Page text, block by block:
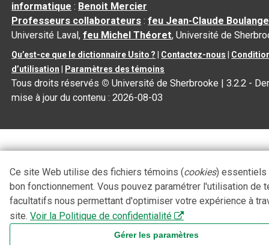
informatique : Benoit Mercier
Professeurs collaborateurs :feu Jean-Claude
Université Laval,feu Michel Théoret, Université de
Qu’est-ce que le dictionnaire Usito ? Contactez-nous
d’utilisation
Paramètres des témoins
Tous droits réservés © Université de Sherbrooke |3.2.2 -
mise à jour du contenu :2026-08-03
Ce site Web utilise des fichiers témoins (cookies) essentiels
bon fonctionnement. Vous pouvez paramétrer l'utilisation de
facultatifs nous permettant d'optimiser votre expérience à
site. Voir la Politique de confidentialité
Gérer les paramètres